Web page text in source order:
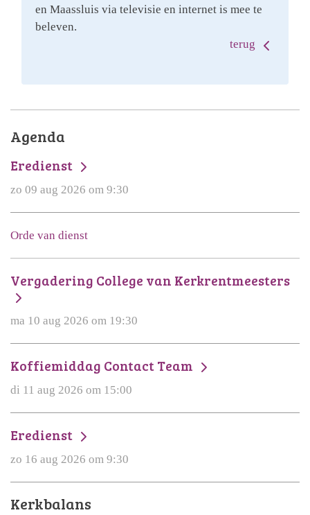
en Maassluis via televisie en internet is mee te
beleven.
terug
Agenda
Eredienst
zo 09 aug 2026 om 9:30
Orde van dienst
Vergadering College van Kerkrentmeesters
ma 10 aug 2026 om 19:30
Koffiemiddag Contact Team
di 11 aug 2026 om 15:00
Eredienst
zo 16 aug 2026 om 9:30
Kerkbalans